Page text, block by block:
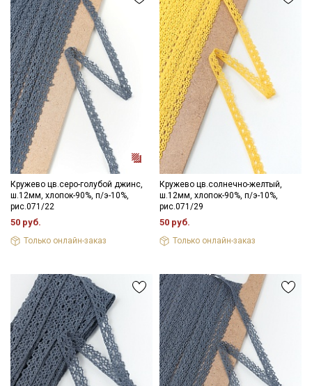
Кружево цв.серо-голубой джинс,
ш.12мм, хлопок-90%, п/э-10%,
рис.071/22
50 руб.
Только онлайн-заказ
Кружево цв.солнечно-желтый,
ш.12мм, хлопок-90%, п/э-10%,
рис.071/29
50 руб.
Только онлайн-заказ